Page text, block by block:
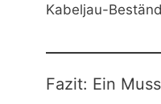
Kabeljau-
Fazit: Ein